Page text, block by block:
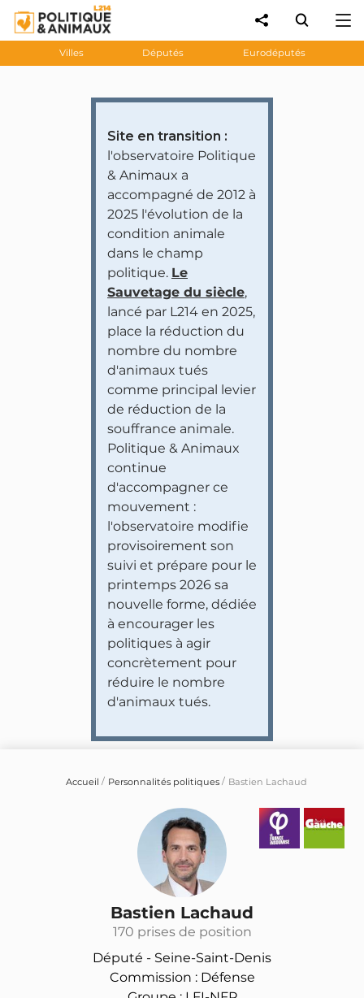
Villes Députés Eurodéputés
Site en transition :
l'observatoire Politique
& Animaux a
accompagné de 2012 à
2025 l'évolution de la
condition animale
dans le champ
politique. Le
Sauvetage du siècle,
lancé par L214 en 2025,
place la réduction du
nombre du nombre
d'animaux tués
comme principal levier
de réduction de la
souffrance animale.
Politique & Animaux
continue
d'accompagner ce
mouvement :
l'observatoire modifie
provisoirement son
suivi et prépare pour le
printemps 2026 sa
nouvelle forme, dédiée
à encourager les
politiques à agir
concrètement pour
réduire le nombre
d'animaux tués.
Accueil Personnalités politiques Bastien Lachaud
Bastien Lachaud
170 prises de position
Député - Seine-Saint-Denis
Commission : Défense